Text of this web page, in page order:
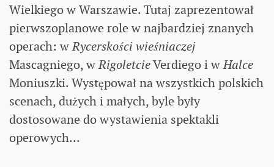
Wielkiego w Warszawie. Tutaj zaprezentował
pierwszoplanowe role w najbardziej znanych
operach: wRycerskości wieśniaczej
Mascagniego, wRigoletcieVerdiego i wHalce
Moniuszki. Występował na wszystkich polskich
scenach, dużych i małych, byle były
dostosowane do wystawienia spektakli
operowych...